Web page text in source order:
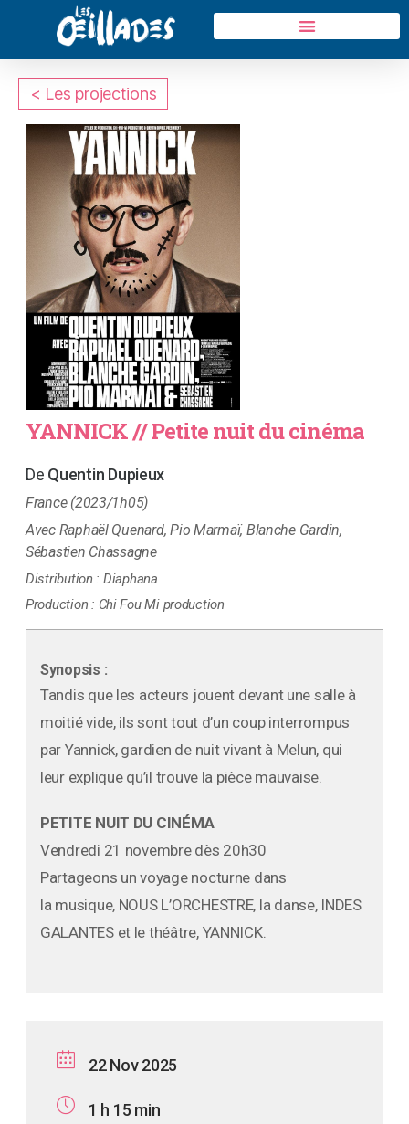
< Les projections
YANNICK // Petite nuit du cinéma
Quentin Dupieux
France (2023/1h05)
Raphaël Quenard, Pio Marmaï, Blanche Gardin,
Sébastien Chassagne
Distribution : Diaphana
Production : Chi Fou Mi production
Synopsis :
Tandis que les acteurs jouent devant une salle à
moitié vide, ils sont tout d’un coup interrompus
par Yannick, gardien de nuit vivant à Melun, qui
leur explique qu’il trouve la pièce mauvaise.
PETITE NUIT DU CINÉMA
Vendredi 21 novembre dès 20h30
Partageons un voyage nocturne dans
la musique, NOUS L’ORCHESTRE, la danse, INDES
GALANTES et le théâtre, YANNICK.
22 Nov 2025
1 h 15 min